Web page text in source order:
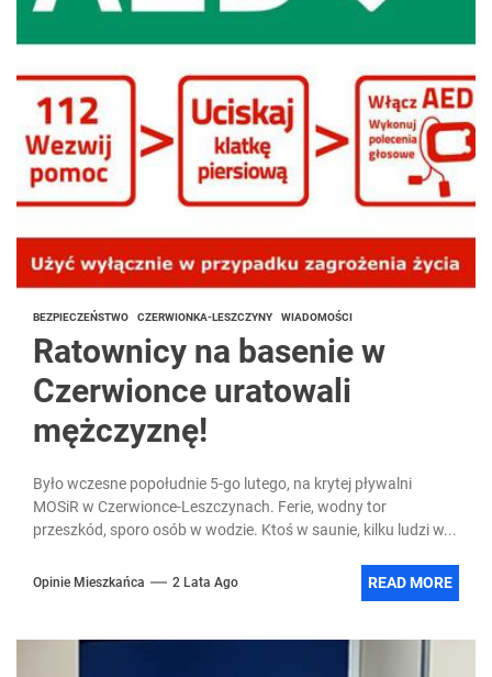
BEZPIECZEŃSTWO CZERWIONKA-LESZCZYNY WIADOMOŚCI
Ratownicy na basenie w
Czerwionce uratowali
mężczyznę!
Było wczesne popołudnie 5-go lutego, na krytej pływalni
MOSiR w Czerwionce-Leszczynach. Ferie, wodny tor
przeszkód, sporo osób w wodzie. Ktoś w saunie, kilku ludzi w...
Opinie Mieszkańca 2 Lata Ago READ MORE